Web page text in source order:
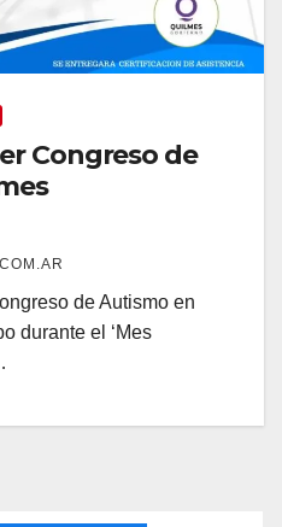
Congreso de
de Autismo en
durante el ‘Mes